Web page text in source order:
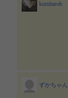
kumitaroh
ずかちゃん